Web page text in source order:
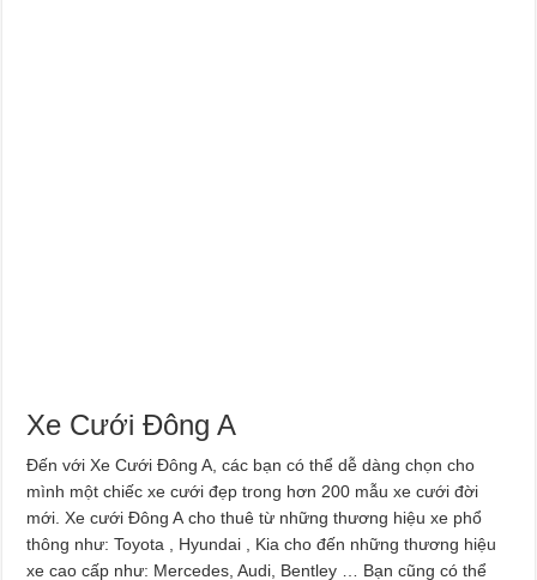
Xe Cưới Đông A
Đến với Xe Cưới Đông A, các bạn có thể dễ dàng chọn cho
mình một chiếc xe cưới đẹp trong hơn 200 mẫu xe cưới đời
mới. Xe cưới Đông A cho thuê từ những thương hiệu xe phổ
thông như: Toyota , Hyundai , Kia cho đến những thương hiệu
xe cao cấp như: Mercedes, Audi, Bentley … Bạn cũng có thể